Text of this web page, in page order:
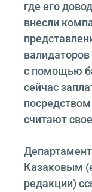
где его
внесли
с помощью
сейчас
считают
Департамент
Казаковым
редакции)